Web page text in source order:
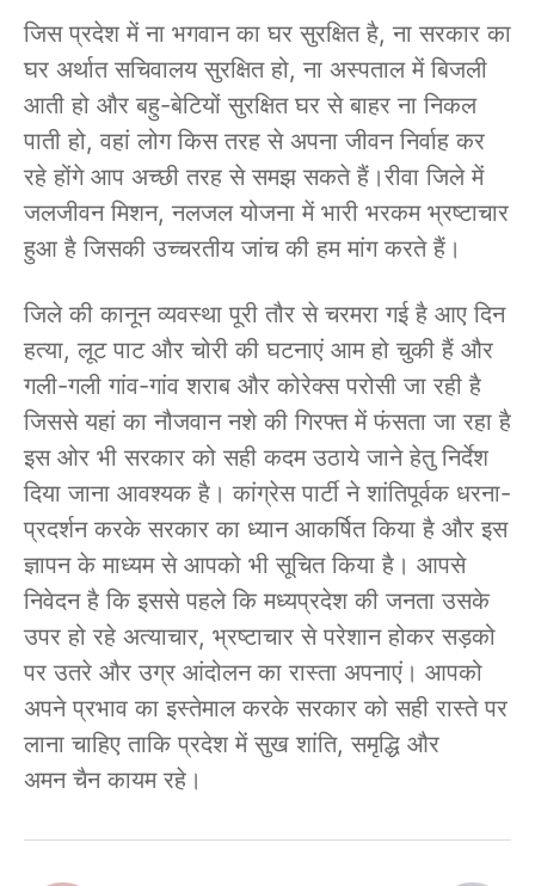
जिस प्रदेश में ना भगवान का घर सुरक्षित है, ना सरकार का
घर अर्थात सचिवालय सुरक्षित हो, ना अस्पताल में बिजली
आती हो और बहु-बेटियों सुरक्षित घर से बाहर ना निकल
पाती हो, वहां लोग किस तरह से अपना जीवन निर्वाह कर
रहे होंगे आप अच्छी तरह से समझ सकते हैं।रीवा जिले में
जलजीवन मिशन, नलजल योजना में भारी भरकम भ्रष्टाचार
हुआ है जिसकी उच्चरतीय जांच की हम मांग करते हैं।
जिले की कानून व्यवस्था पूरी तौर से चरमरा गई है आए दिन
हत्या, लूट पाट और चोरी की घटनाएं आम हो चुकी हैं और
गली-गली गांव-गांव शराब और कोरेक्स परोसी जा रही है
जिससे यहां का नौजवान नशे की गिरफ्त में फंसता जा रहा है
इस ओर भी सरकार को सही कदम उठाये जाने हेतु निर्देश
दिया जाना आवश्यक है। कांग्रेस पार्टी ने शांतिपूर्वक धरना-
प्रदर्शन करके सरकार का ध्यान आकर्षित किया है और इस
ज्ञापन के माध्यम से आपको भी सूचित किया है। आपसे
निवेदन है कि इससे पहले कि मध्यप्रदेश की जनता उसके
उपर हो रहे अत्याचार, भ्रष्टाचार से परेशान होकर सड़को
पर उतरे और उग्र आंदोलन का रास्ता अपनाएं। आपको
अपने प्रभाव का इस्तेमाल करके सरकार को सही रास्ते पर
लाना चाहिए ताकि प्रदेश में सुख शांति, समृद्धि और
अमन चैन कायम रहे।